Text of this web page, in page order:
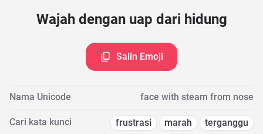
Wajah dengan uap dari hidung
Salin Emoji
Nama Unicode face with steam from nose
Cari kata kunci frustrasi marah
terganggu